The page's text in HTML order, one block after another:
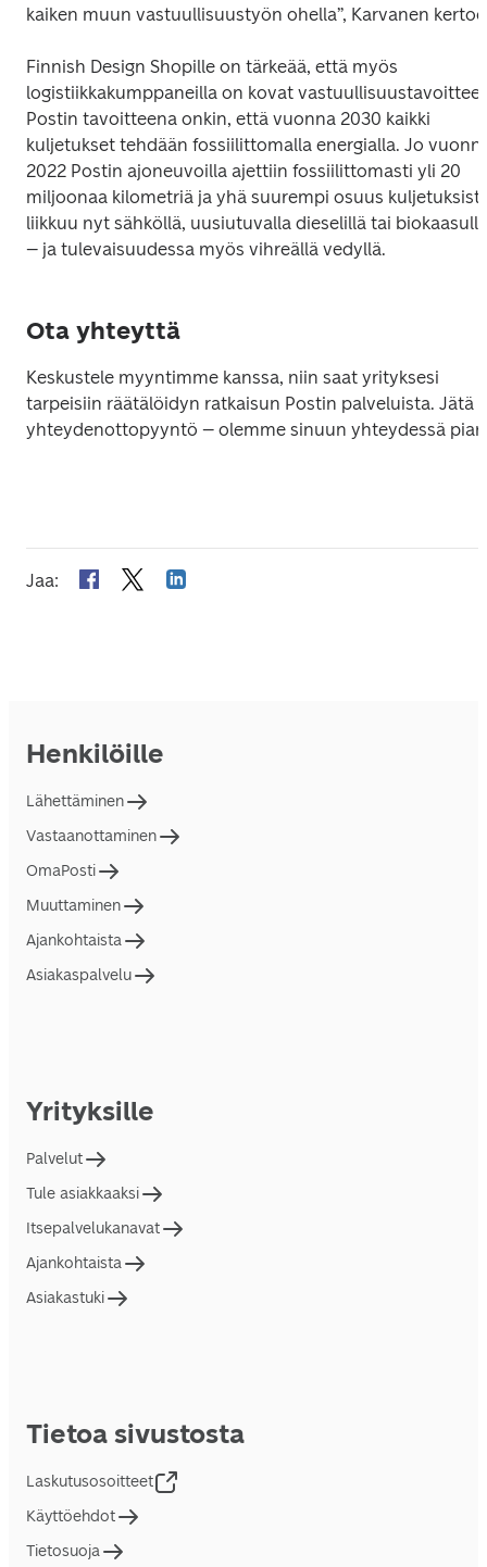
kaiken muun vastuullisuustyön ohella”, Karvanen
Finnish Design Shopille on tärkeää, että myös
logistiikkakumppaneilla on kovat
Postin tavoitteena onkin, että vuonna 2030 kaikki
kuljetukset tehdään fossiilittomalla energialla. Jo
2022 Postin ajoneuvoilla ajettiin fossiilittomasti yli 20
miljoonaa kilometriä ja yhä suurempi osuus
liikkuu nyt sähköllä, uusiutuvalla dieselillä tai biokaasulla
– ja tulevaisuudessa myös vihreällä vedyllä.
Ota yhteyttä
Keskustele myyntimme kanssa, niin saat yrityksesi
tarpeisiin räätälöidyn ratkaisun Postin palveluista. Jätä
yhteydenottopyyntö – olemme sinuun yhteydessä
Jaa:
Henkilöille
Lähettäminen
Vastaanottaminen
OmaPosti
Muuttaminen
Ajankohtaista
Asiakaspalvelu
Yrityksille
Palvelut
Tule asiakkaaksi
Itsepalvelukanavat
Ajankohtaista
Asiakastuki
Tietoa sivustosta
Laskutusosoitteet
Käyttöehdot
Tietosuoja